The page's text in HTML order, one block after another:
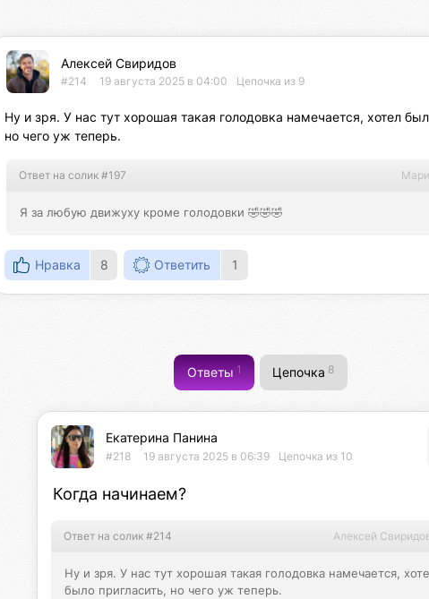
Алексей Свиридов
#214 19 августа 2025 в 04:00 Цепочка из 9
Ну и зря. У нас тут хорошая такая голодовка намечается, хотел
но чего уж теперь.
Ответ на солик #197
Я за любую движуху кроме голодовки 🤣🤣🤣
Нравка 8 Ответить 1
Ответы1 Цепочка8
Екатерина Панина
#218 19 августа 2025 в 06:39 Цепочка из 10
Когда начинаем?
Ответ на солик #214 Алексей
Ну и зря. У нас тут хорошая такая голодовка намечается,
было пригласить, но чего уж теперь.